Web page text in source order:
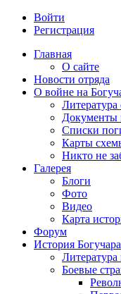
Войти
Регистрация
Главная
О сайте
Новости отряда
О войне на
Литература
Документы
Списки
Карты
Никто не
Галерея
Блоги
Фото
Видео
Карта
Форум
История Богучара
Литература
Боевые